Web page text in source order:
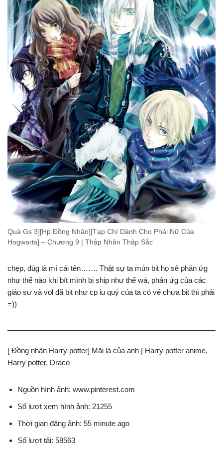
Quà Gs 3][Hp Đồng Nhân][Tạp Chí Dành Cho Phái Nữ Của
Hogwarts] – Chương 9 | Thập Nhân Thập Sắc
chẹp, đúg là mí cái tên……. Thật sự ta mún bit họ sẽ phản ứg
như thế nào khi bít mình bị ship như thế wá, phản ứg của các
giáo sư và vol đã bit như cp iu quý của ta có vẻ chưa bit thì phải
=))
[ Đồng nhân Harry potter] Mãi là của anh | Harry potter anime,
Harry potter, Draco
Nguồn hình ảnh: www.pinterest.com
Số lượt xem hình ảnh: 21255
Thời gian đăng ảnh: 55 minute ago
Số lượt tải: 58563